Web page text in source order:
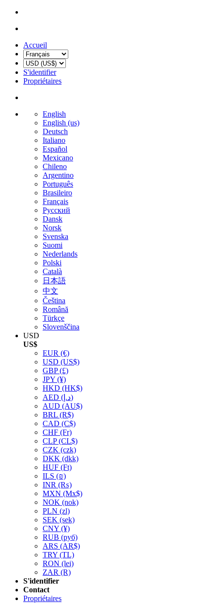
Accueil
S'identifier
Propriétaires
English
English (us)
Deutsch
Italiano
Español
Mexicano
Chileno
Argentino
Português
Brasileiro
Français
Русский
Dansk
Norsk
Svenska
Suomi
Nederlands
Polski
Català
日本語
中文
Čeština
Română
Türkçe
Slovenščina
USD
US$
EUR (€)
USD (US$)
GBP(£)
JPY (¥)
HKD (HK$)
AED
(د.إ)
AUD (AU$)
BRL (R$)
CAD (C$)
CHF (Fr)
CLP(CL$)
CZK (czk)
DKK (dkk)
HUF (Ft)
ILS (₪)
INR (₨)
MXN (Mx$)
NOK (nok)
PLN (zl)
SEK (sek)
CNY (¥)
RUB (руб)
ARS (AR$)
TRY (TL)
RON (lei)
ZAR (R)
S'identifier
Contact
Propriétaires